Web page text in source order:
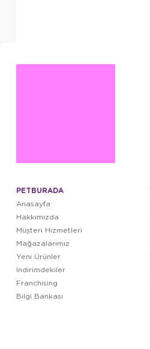
PETBURADA
Anasayfa
Hakkımızda
Müşteri Hizmetleri
Mağazalarımız
Yeni Ürünler
İndirimdekiler
Franchising
Bilgi Bankası